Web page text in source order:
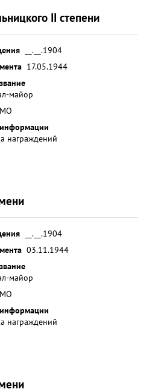
II степени
__.__.1904
17.05.1944
майор
награждений
__.__.1904
03.11.1944
майор
награждений